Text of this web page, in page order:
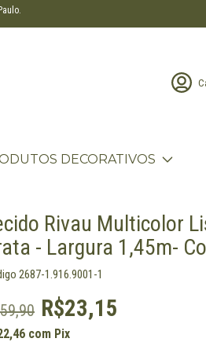
DECORATIVOS
Rivau Multicolor
- Largura 1,45m-
2687-1.916.9001-1
R$23,15
com Pix